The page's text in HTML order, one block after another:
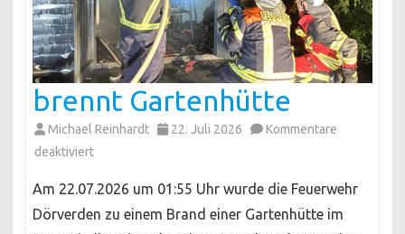
brennt Gartenhütte
Michael Reinhardt 22. Juli 2026
Kommentare
deaktiviertfür
Gartenhütte
Am 22.07.2026 um 01:55 Uhr wurde die Feuerwehr
Dörverden zu einem Brand einer Gartenhütte im